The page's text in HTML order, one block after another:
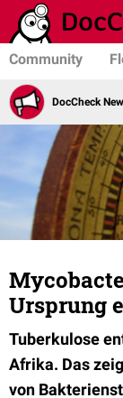
Community
DocCheck
Ursprung
Tuberkulose
Afrika. Das
von